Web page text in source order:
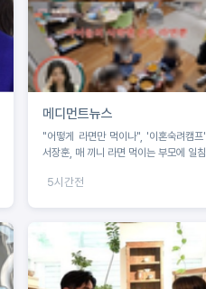
메디먼트뉴스
"어떻게 라면만 먹이나", '이혼숙려캠프'
서장훈, 매 끼니 라면 먹이는 부모에 일침
5시간전